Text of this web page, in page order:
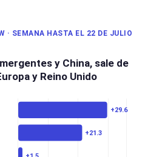
· SEMANA HASTA EL 22 DE JULIO
y China, sale de
y Reino Unido